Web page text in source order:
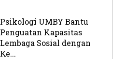
Psikologi UMBY Bantu
Penguatan Kapasitas
Lembaga Sosial dengan
Ke...